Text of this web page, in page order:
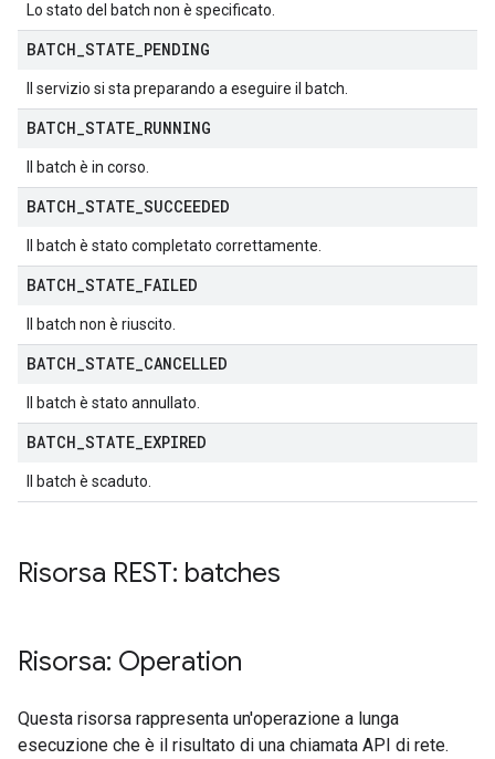
Lo stato del batch non è specificato.
BATCH STATE PENDING
Il servizio si sta preparando a eseguire il batch.
BATCH STATE RUNNING
Il batch è in corso.
BATCH STATE SUCCEEDED
Il batch è stato completato correttamente.
BATCH STATE FAILED
Il batch non è riuscito.
BATCH STATE CANCELLED
Il batch è stato annullato.
BATCH STATE EXPIRED
Il batch è scaduto.
Risorsa REST: batches
Risorsa: Operation
Questa risorsa rappresenta un'operazione a lunga
esecuzione che è il risultato di una chiamata API di rete.